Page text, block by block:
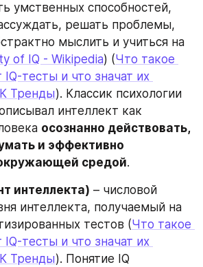
умственных способностей,
решать проблемы,
мыслить и учиться на
of IQ - Wikipedia) (Что такое
IQ-тесты и что значат их
Тренды). Классик психологии
интеллект как
осознанно действовать,
и эффективно
средой.
интеллекта) – числовой
интеллекта, получаемый на
тестов (Что такое
IQ-тесты и что значат их
Тренды). Понятие IQ